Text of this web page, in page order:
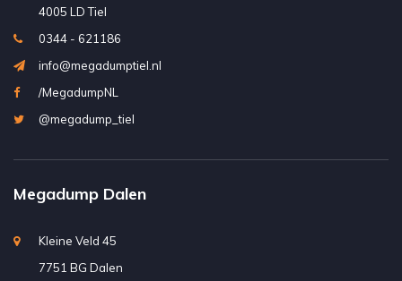
4005 LD Tiel
0344 - 621186
info@megadumptiel.nl
/MegadumpNL
@megadump_tiel
Megadump Dalen
Kleine Veld 45
7751 BG Dalen